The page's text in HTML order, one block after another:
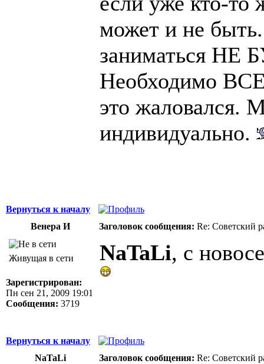
может и не
заниматься
Необходимо
это жаловался.
индивидуально.
Вернуться к началу
Венера И
Заголовок сообщения: Re: Советский
Живущая в сети
Зарегистрирован:
Пн сен 21, 2009 19:01
Сообщения: 3719
NaTaLi, с
Вернуться к началу
NaTaLi
Заголовок сообщения: Re: Советский